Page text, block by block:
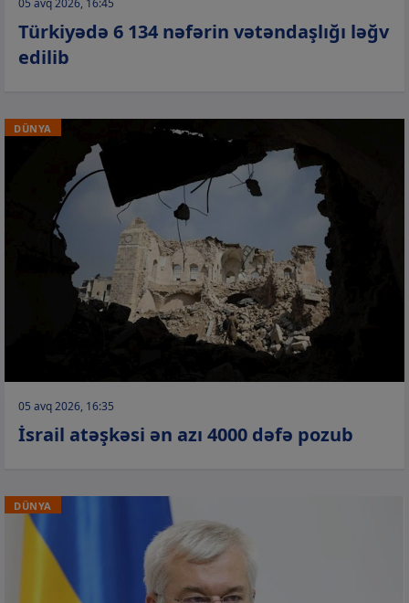
Türkiyədə 6 134 nəfərin vətəndaşlığı ləğv
edilib
DÜNYA
05 avq 2026, 16:35
İsrail atəşkəsi ən azı 4000 dəfə pozub
DÜNYA